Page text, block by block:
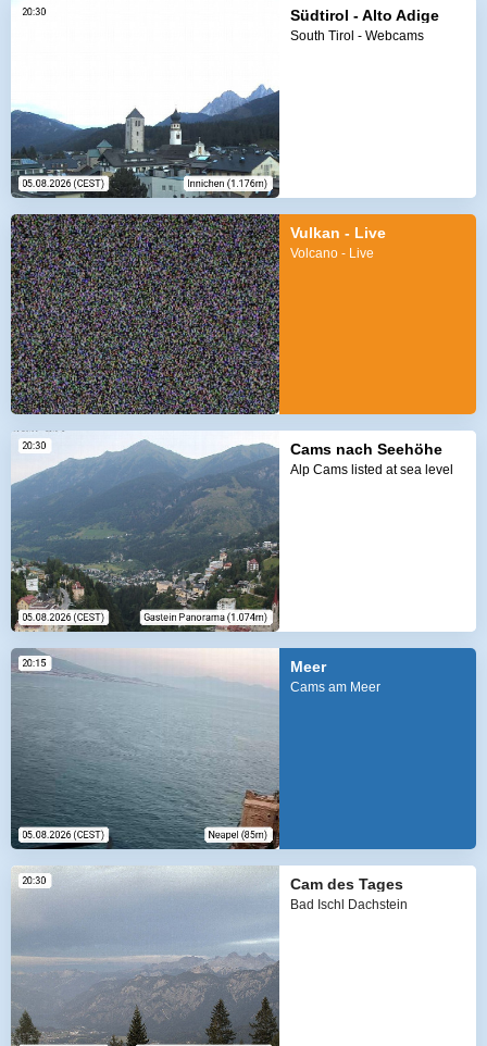
Südtirol - Alto Adige
South Tirol - Webcams
Vulkan - Live
Volcano - Live
Cams nach Seehöhe
Alp Cams listed at sea level
Meer
Cams am Meer
Cam des Tages
Bad Ischl Dachstein